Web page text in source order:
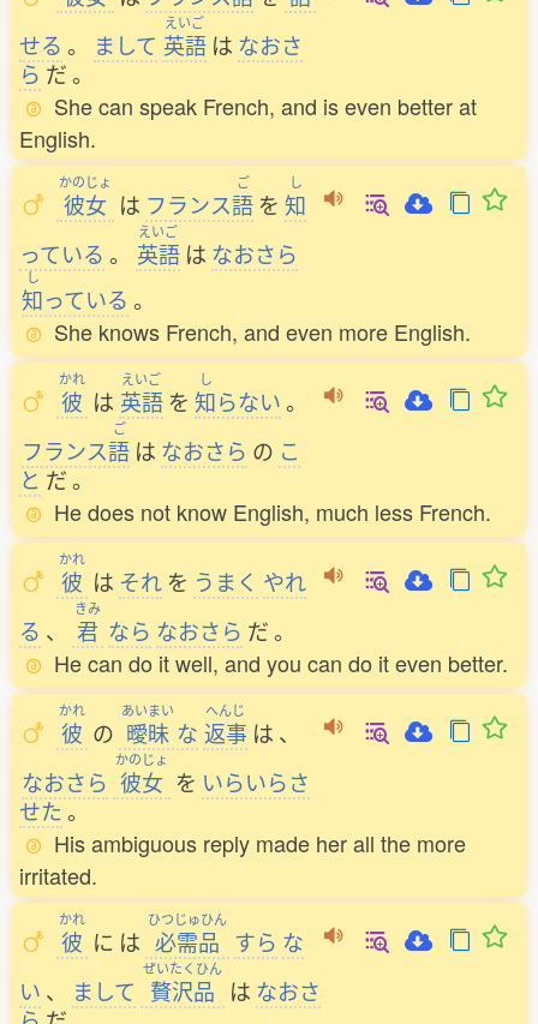
せる 。 まして
えいご
英語 は なおさ
ら だ。
She can speak French, and is even better at
English.
かのじょ
彼女 は フランス
ご
語 を
し
知
っている 。
えいご
英語 は なおさら
し
知っている 。
She knows French, and even more English.
かれ
彼 は
えいご
英語 を
し
知らない。
フランス
ご
語 は なおさら の こ
と だ。
He does not know English, much less French.
かれ
彼 は それ を うまく やれ
る 、
きみ
君 なら なおさら だ。
He can do it well, and you can do it even better.
かれ
彼 の
あいまい
曖昧 な
へんじ
返事 は 、
なおさら
かのじょ
彼女 を いらいらさ
せた。
His ambiguous reply made her all the more
irritated.
かれ
彼 に は
ひつじゅひん
必需品 すら な
い 、 まして
ぜいたくひん
贅沢品 は なおさ